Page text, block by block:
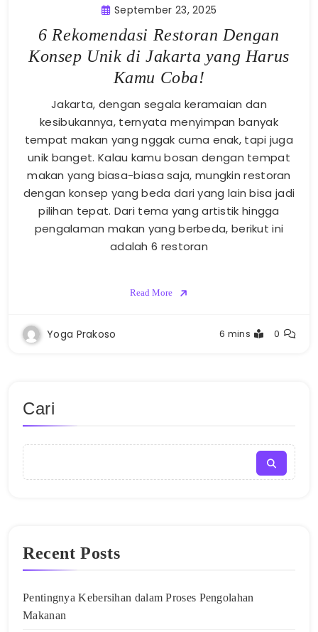
September 23, 2025
6 Rekomendasi Restoran Dengan
Konsep Unik di Jakarta yang Harus
Kamu Coba!
Jakarta, dengan segala keramaian dan
kesibukannya, ternyata menyimpan banyak
tempat makan yang nggak cuma enak, tapi juga
unik banget. Kalau kamu bosan dengan tempat
makan yang biasa-biasa saja, mungkin restoran
dengan konsep yang beda dari yang lain bisa jadi
pilihan tepat. Dari tema yang artistik hingga
pengalaman makan yang berbeda, berikut ini
adalah 6 restoran
Read More
Yoga Prakoso 6 mins 0
Cari
Recent Posts
Pentingnya Kebersihan dalam Proses Pengolahan
Makanan